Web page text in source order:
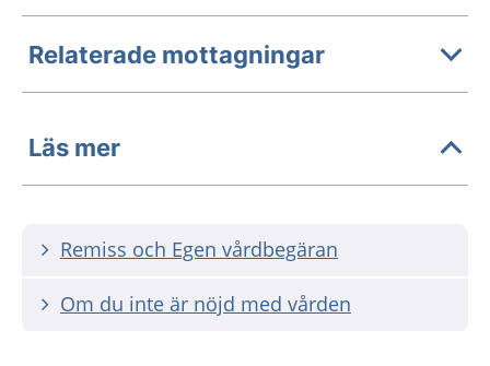
Relaterade mottagningar
Läs mer
Remiss och Egen vårdbegäran
Om du inte är nöjd med vården